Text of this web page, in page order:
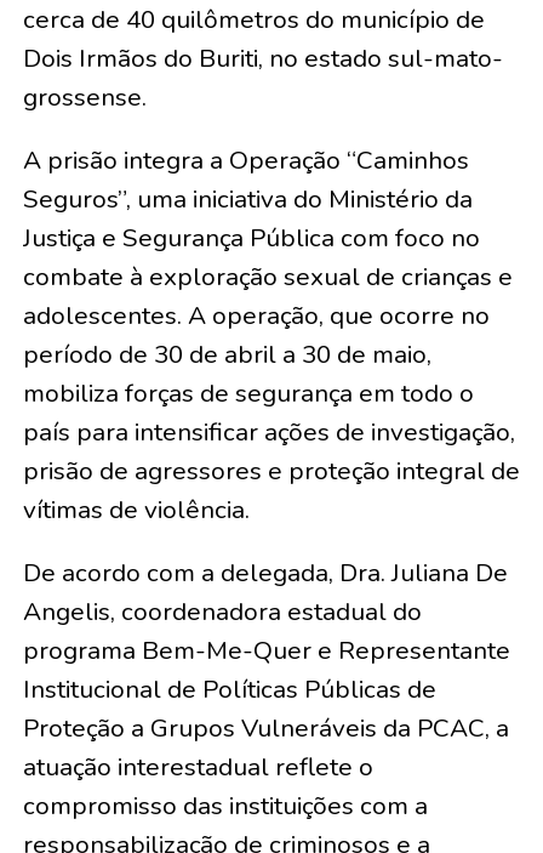
cerca de 40 quilômetros do município de
Dois Irmãos do Buriti, no estado sul-mato-
grossense.
A prisão integra a Operação “Caminhos
Seguros”, uma iniciativa do Ministério da
Justiça e Segurança Pública com foco no
combate à exploração sexual de crianças e
adolescentes. A operação, que ocorre no
período de 30 de abril a 30 de maio,
mobiliza forças de segurança em todo o
país para intensificar ações de investigação,
prisão de agressores e proteção integral de
vítimas de violência.
De acordo com a delegada, Dra. Juliana De
Angelis, coordenadora estadual do
programa Bem-Me-Quer e Representante
Institucional de Políticas Públicas de
Proteção a Grupos Vulneráveis da PCAC, a
atuação interestadual reflete o
compromisso das instituições com a
responsabilização de criminosos e a